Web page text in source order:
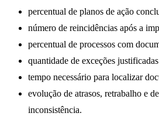
percentual de planos de ação
número de reincidências após a
percentual de processos com
quantidade de exceções
tempo necessário para localizar
evolução de atrasos, retrabalho e
inconsistência.